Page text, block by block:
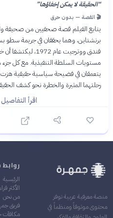
“الحقيقة لا يمكن إخفاؤها”
🎬 القصة — بدون حرق
يتابع الفيلم قصة صحفيين من صحيفة
برنشتاين، وهما يحققان في جريمة سطو
فندق ووترجيت عام
مستويات السلطة التنفيذية. مع كل جزء
يتعمقان في فضيحة سياسية حقيقية هزت
رحلتهما المثيرة والخطرة نحو كشف
اقرأ
منصة معرفية عربية توفر
محتوى موثوقاً ومنظماً في
الرئيسية
الأكثر
من نحن
فريق
مكافآت